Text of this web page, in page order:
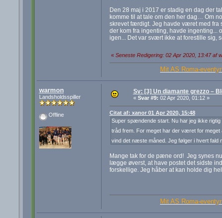
Den 28 maj i 2017 er stadig en dag der
komme til at tale om den her dag… Om
skrevet færdigt. Jeg havde været med fra
der kom fra ingenting, havde ingenting...
igen... Det var svært ikke at forestille sig,
« Seneste Redigering: 02 Apr 2020, 13:47 af
Mit AS Roma-
warmon
Landsholdsspiller
Offline
Sv: [3] Un diamante grezzo –
« Svar #9: 02 Apr 2020, 01:12 »
Citat af: xanor 01 Apr 2020, 15:48
Super spændende start. Nu har jeg ikke
tråd frem. For meget har der været for
vind det næste måned. Jeg følger i hvert fald
Mange tak for de pæne ord! Jeg synes
lægge øverst, at have postet det sidste
forskellige. Jeg håber at kan holde dig
Mit AS Roma-